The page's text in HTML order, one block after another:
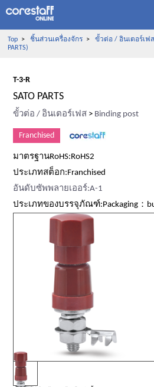
Top> ชิ้นส่วนเครื่องจักร> ขั้วต่อ / อินเตอร์เฟส
PARTS)
T-3-R
SATO PARTS
ขั้วต่อ / อินเตอร์เฟส > Binding post
Franchised
มาตรฐานRoHS:RoHS2
ประเภทสต็อก:Franchised
อันดับซัพพลายเออร์:A-1
ประเภทของบรรจุภัณฑ์:Packaging：